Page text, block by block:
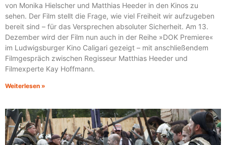
von Monika Hielscher und Matthias Heeder in den Kinos zu
sehen. Der Film stellt die Frage, wie viel Freiheit wir aufzugeben
bereit sind – für das Versprechen absoluter Sicherheit. Am 13.
Dezember wird der Film nun auch in der Reihe »DOK Premiere«
im Ludwigsburger Kino Caligari gezeigt – mit anschließendem
Filmgespräch zwischen Regisseur Matthias Heeder und
Filmexperte Kay Hoffmann.
Weiterlesen »